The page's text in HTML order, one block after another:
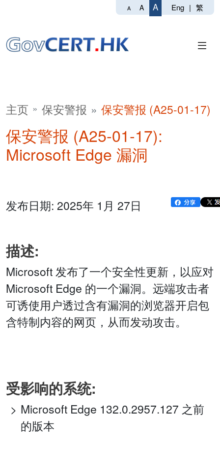
A A A Eng | 繁
主页 保安警报 保安警报 (A25-01-17)
保安警报 (A25-01-17):
Microsoft Edge 漏洞
发布日期: 2025年 1月 27日
描述:
Microsoft 发布了一个安全性更新，以应对
Microsoft Edge 的一个漏洞。远端攻击者
可诱使用户透过含有漏洞的浏览器开启包
含特制内容的网页，从而发动攻击。
受影响的系统:
Microsoft Edge 132.0.2957.127 之前
的版本